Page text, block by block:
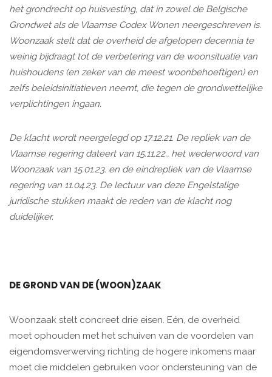
het grondrecht op huisvesting, dat in zowel de Belgische
Grondwet als de Vlaamse Codex Wonen neergeschreven is.
Woonzaak stelt dat de overheid de afgelopen decennia te
weinig bijdraagt tot de verbetering van de woonsituatie van
huishoudens (en zeker van de meest woonbehoeftigen) en
zelfs beleidsinitiatieven neemt, die tegen de grondwettelijke
verplichtingen ingaan.
De klacht wordt neergelegd op 17.12.21. De repliek van de
Vlaamse regering dateert van 15.11.22., het wederwoord van
Woonzaak van 15.01.23. en de eindrepliek van de Vlaamse
regering van 11.04.23. De lectuur van deze Engelstalige
juridische stukken maakt de reden van de klacht nog
duidelijker.
DE GROND VAN DE (WOON)ZAAK
Woonzaak stelt concreet drie eisen. Eén, de overheid
moet ophouden met het schuiven van de voordelen van
eigendomsverwerving richting de hogere inkomens maar
moet die middelen gebruiken voor ondersteuning van de